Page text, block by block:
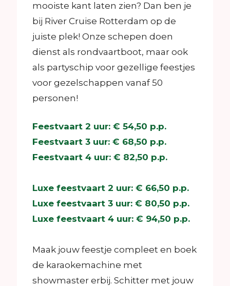
mooiste kant laten zien? Dan ben je
bij River Cruise Rotterdam op de
juiste plek! Onze schepen doen
dienst als rondvaartboot, maar ook
als partyschip voor gezellige feestjes
voor gezelschappen vanaf 50
personen!
Feestvaart 2 uur: € 54,50 p.p.
Feestvaart 3 uur: € 68,50 p.p.
Feestvaart 4 uur: € 82,50 p.p.
Luxe feestvaart 2 uur: € 66,50 p.p.
Luxe feestvaart 3 uur: € 80,50 p.p.
Luxe feestvaart 4 uur: € 94,50 p.p.
Maak jouw feestje compleet en boek
de karaokemachine met
showmaster erbij. Schitter met jouw